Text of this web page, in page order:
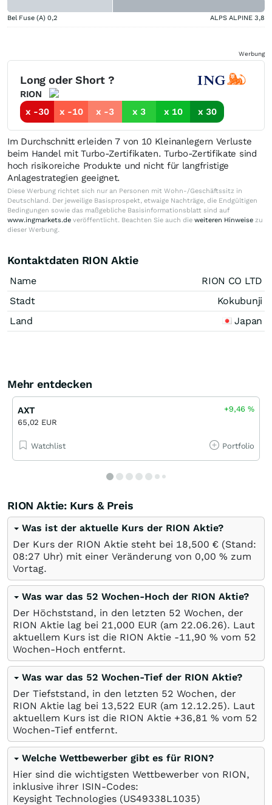
Bel Fuse (A) 0,2 ALPS ALPINE 3,8
Werbung
Long oder Short ?
RION
x -30
x -10 x -3 x 3 x 10 x 30
Im Durchschnitt erleiden 7 von 10 Kleinanlegern Verluste
beim Handel mit Turbo-Zertifikaten. Turbo-Zertifikate sind
hoch risikoreiche Produkte und nicht für langfristige
Anlagestrategien geeignet.
Diese Werbung richtet sich nur an Personen mit Wohn-/Geschäftssitz in
Deutschland. Der jeweilige Basisprospekt, etwaige Nachträge, die Endgültigen
Bedingungen sowie das maßgebliche Basisinformationsblatt sind auf
www.ingmarkets.de veröffentlicht. Beachten Sie auch die weiteren Hinweise zu
dieser Werbung.
Kontaktdaten RION Aktie
Name
RION CO LTD
Stadt
Kokubunji
Land
Japan
Mehr entdecken
AXT
65,02 EUR
+9,46%
Watchlist Portfolio
RION Aktie: Kurs & Preis
Was ist der aktuelle Kurs der RION Aktie?
Der Kurs der RION Aktie steht bei 18,500 € (Stand:
08:27 Uhr) mit einer Veränderung von 0,00 % zum
Vortag.
Was war das 52 Wochen-Hoch der RION Aktie?
Der Höchststand, in den letzten 52 Wochen, der
RION Aktie lag bei 21,000 EUR (am 22.06.26). Laut
aktuellem Kurs ist die RION Aktie -11,90 % vom 52
Wochen-Hoch entfernt.
Was war das 52 Wochen-Tief der RION Aktie?
Der Tiefststand, in den letzten 52 Wochen, der
RION Aktie lag bei 13,522 EUR (am 12.12.25). Laut
aktuellem Kurs ist die RION Aktie +36,81 % vom 52
Wochen-Tief entfernt.
Welche Wettbewerber gibt es für RION?
Hier sind die wichtigsten Wettbewerber von RION,
inklusive ihrer ISIN-Codes:
Keysight Technologies (US49338L1035)